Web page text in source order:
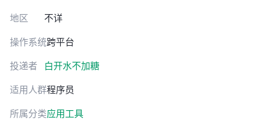
地区 不详
操作系统跨平台
投递者 白开水不加糖
适用人群程序员
所属分类应用工具